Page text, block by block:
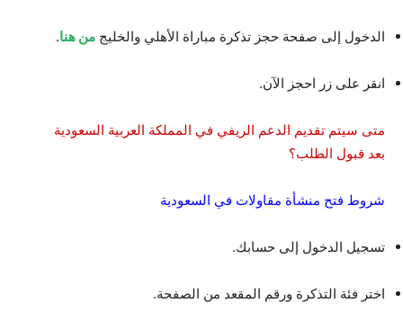
الدخول إلى صفحة حجز تذكرة مباراة الأهلي والخليج من هنا.
انقر على زر احجز الآن.
متى سيتم تقديم الدعم الريفي في المملكة العربية السعودية
بعد قبول الطلب؟
شروط فتح منشأة مقاولات في السعودية
تسجيل الدخول إلى حسابك.
اختر فئة التذكرة ورقم المقعد من الصفحة.